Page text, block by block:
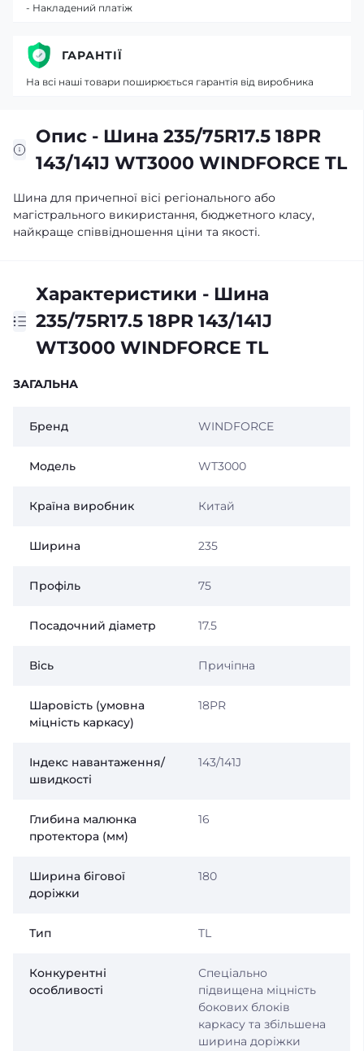
Опис - Шина 235/75R17.5 18PR
143/141J WT3000 WINDFORCE TL
Шина для причепної вісі регіонального або
магістрального викиристання, бюджетного класу,
найкраще співвідношення ціни та якості.
Характеристики - Шина
235/75R17.5 18PR 143/141J
WT3000 WINDFORCE TL
ЗАГАЛЬНА
Бренд WINDFORCE
Модель WT3000
Країна виробник Китай
Ширина 235
Профіль 75
Посадочний діаметр 17.5
Вісь Причіпна
Шаровість (умовна
міцність каркасу)
18PR
Індекс навантаження/
швидкості
143/141J
Глибина малюнка
протектора (мм)
16
Ширина бігової
доріжки
180
Тип TL
Конкурентні
особливості
Спеціально
підвищена міцність
бокових блоків
каркасу та збільшена
ширина доріжки
- Накладений платіж
ГАРАНТІЇ
На всі наші товари поширюється гарантія від виробника